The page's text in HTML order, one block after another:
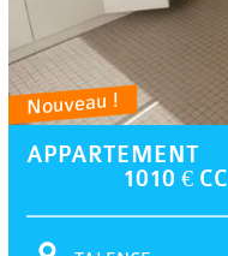
Nouveau !
APPARTEMENT
1010 € CC